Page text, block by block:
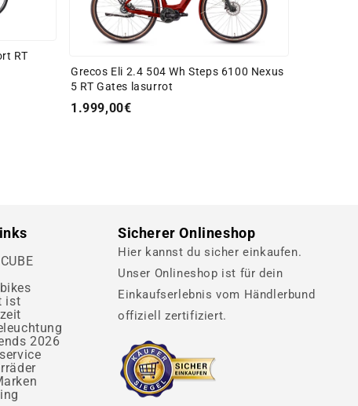
RT
Grecos Eli 2.4 504 Wh Steps 6100 Nexus
5 RT Gates lasurrot
1.999,00€
ist
2026
Sicherer Onlineshop
Hier kannst du sicher einkaufen.
Unser Onlineshop ist für dein
Einkaufserlebnis vom Händlerbund
offiziell zertifiziert.